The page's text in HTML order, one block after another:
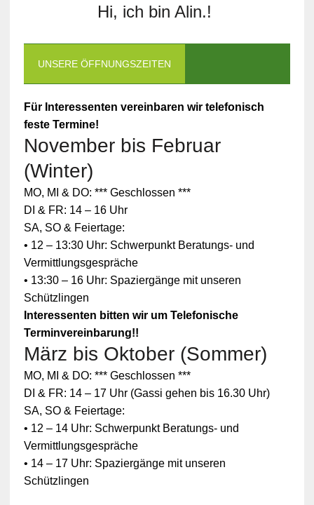
Hi, ich bin Alin.!
UNSERE ÖFFNUNGSZEITEN
Für Interessenten vereinbaren wir telefonisch
feste Termine!
November bis Februar
(Winter)
MO, MI & DO: *** Geschlossen ***
DI & FR: 14 – 16 Uhr
SA, SO & Feiertage:
• 12 – 13:30 Uhr: Schwerpunkt Beratungs- und
Vermittlungsgespräche
• 13:30 – 16 Uhr: Spaziergänge mit unseren
Schützlingen
Interessenten bitten wir um Telefonische
Terminvereinbarung!!
März bis Oktober (Sommer)
MO, MI & DO: *** Geschlossen ***
DI & FR: 14 – 17 Uhr (Gassi gehen bis 16.30 Uhr)
SA, SO & Feiertage:
• 12 – 14 Uhr: Schwerpunkt Beratungs- und
Vermittlungsgespräche
• 14 – 17 Uhr: Spaziergänge mit unseren
Schützlingen